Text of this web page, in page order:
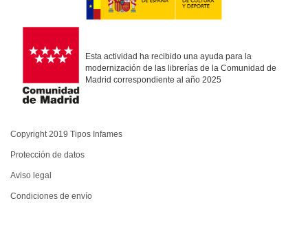
Esta actividad ha recibido una ayuda para la
modernización de las librerías de la Comunidad de
Madrid correspondiente al año 2025
Copyright 2019 Tipos Infames
Protección de datos
Aviso legal
Condiciones de envío